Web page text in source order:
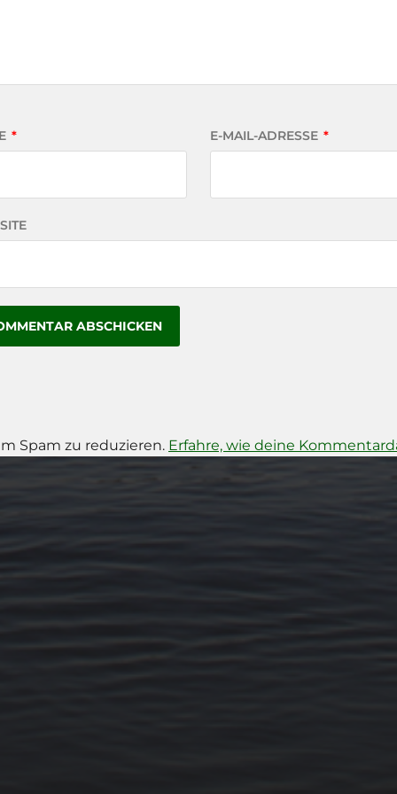
* E-MAIL-ADRESSE *
Spam zu reduzieren. Erfahre, wie deine